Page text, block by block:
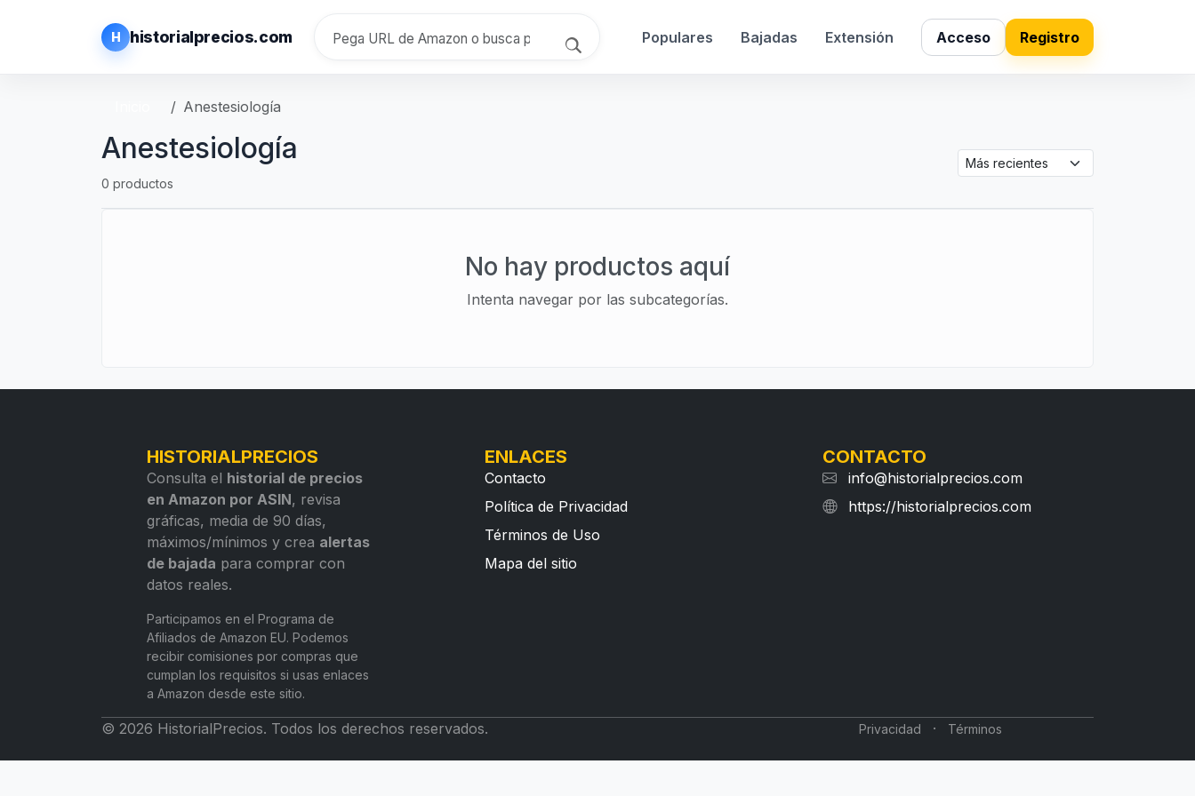
H historialprecios.com Populares Bajadas Extensión Acceso Registro
Anestesiología
Anestesiología
0 productos
No hay productos aquí
Intenta navegar por las subcategorías.
HISTORIALPRECIOS
Consulta el historial de precios
en Amazon por ASIN, revisa
gráficas, media de 90 días,
máximos/mínimos y crea alertas
de bajada para comprar con
datos reales.
Participamos en el Programa de
Afiliados de Amazon EU. Podemos
recibir comisiones por compras que
cumplan los requisitos si usas enlaces
a Amazon desde este sitio.
ENLACES
Contacto
Política de Privacidad
Términos de Uso
Mapa del sitio
CONTACTO
info@historialprecios.com
https://historialprecios.com
© 2026 HistorialPrecios. Todos los derechos reservados. Privacidad · Términos